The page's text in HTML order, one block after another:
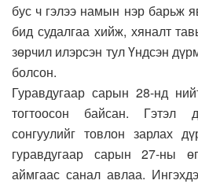
бус ч гэлээ намын нэр барьж
бид судалгаа хийж, хяналт
зөрчил илэрсэн тул Үндсэн
болсон.
Гуравдугаар сарын 28-нд
тогтоосон байсан. Гэтэл
сонгуулийг товлон зарлах
гуравдугаар сарын 27-ны
аймгаас санал авлаа.